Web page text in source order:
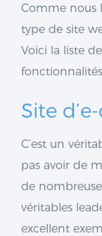
Comme nous
type de site
Voici la liste
Site
C’est un
pas avoir de
de
véritables
excellent